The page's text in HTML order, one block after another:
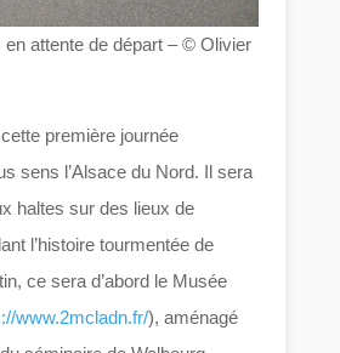
en attente de départ – © Olivier
première journée
sens l’Alsace du Nord. Il sera
haltes sur des lieux de
l’histoire tourmentée de
ce sera d’abord le Musée
www.2mcladn.fr/), aménagé